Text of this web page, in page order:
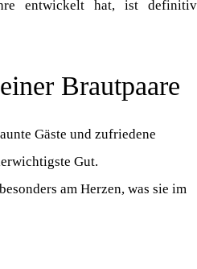
entwickelt hat, ist definitiv
Brautpaare
Gäste und zufriedene
Gut.
am Herzen, was sie im